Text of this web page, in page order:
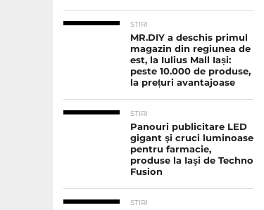
STIRI
MR.DIY a deschis primul
magazin din regiunea de
est, la Iulius Mall Iași:
peste 10.000 de produse,
la prețuri avantajoase
STIRI
Panouri publicitare LED
gigant şi cruci luminoase
pentru farmacie,
produse la Iaşi de Techno
Fusion
STIRI